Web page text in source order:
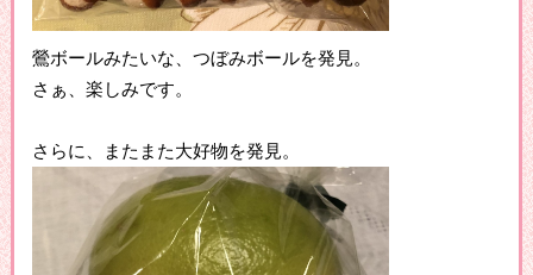
鶯ボールみたいな、つぼみボールを発見。
さぁ、楽しみです。
さらに、またまた大好物を発見。